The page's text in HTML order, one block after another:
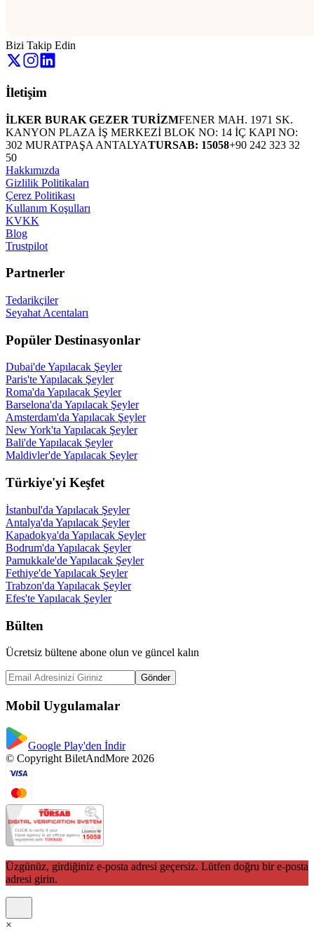
Bizi Takip Edin
İletişim
İLKER BURAK GEZER TURİZMFENER MAH. 1971 SK.
KANYON PLAZA İŞ MERKEZİ BLOK NO: 14 İÇ KAPI NO:
302 MURATPAŞA ANTALYATURSAB: 15058+90 242 323 32
50
Hakkımızda
Gizlilik Politikaları
Çerez Politikası
Kullanım Koşulları
KVKK
Blog
Trustpilot
Partnerler
Tedarikçiler
Seyahat Acentaları
Popüler Destinasyonlar
Dubai'de Yapılacak Şeyler
Paris'te Yapılacak Şeyler
Roma'da Yapılacak Şeyler
Barselona'da Yapılacak Şeyler
Amsterdam'da Yapılacak Şeyler
New York'ta Yapılacak Şeyler
Bali'de Yapılacak Şeyler
Maldivler'de Yapılacak Şeyler
Türkiye'yi Keşfet
İstanbul'da Yapılacak Şeyler
Antalya'da Yapılacak Şeyler
Kapadokya'da Yapılacak Şeyler
Bodrum'da Yapılacak Şeyler
Pamukkale'de Yapılacak Şeyler
Fethiye'de Yapılacak Şeyler
Trabzon'da Yapılacak Şeyler
Efes'te Yapılacak Şeyler
Bülten
Ücretsiz bültene abone olun ve güncel kalın
Gönder
Mobil Uygulamalar
Google Play'den İndir
© Copyright BiletAndMore 2026
Üzgünüz, girdiğiniz e-posta adresi geçersiz. Lütfen doğru bir e-posta
adresi girin.
×